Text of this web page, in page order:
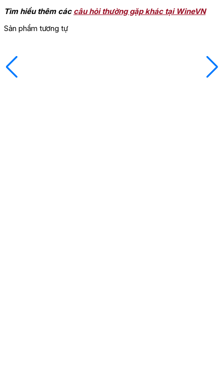
Tìm hiểu thêm các câu hỏi thường gặp khác tại WineVN
Sản phẩm tương tự